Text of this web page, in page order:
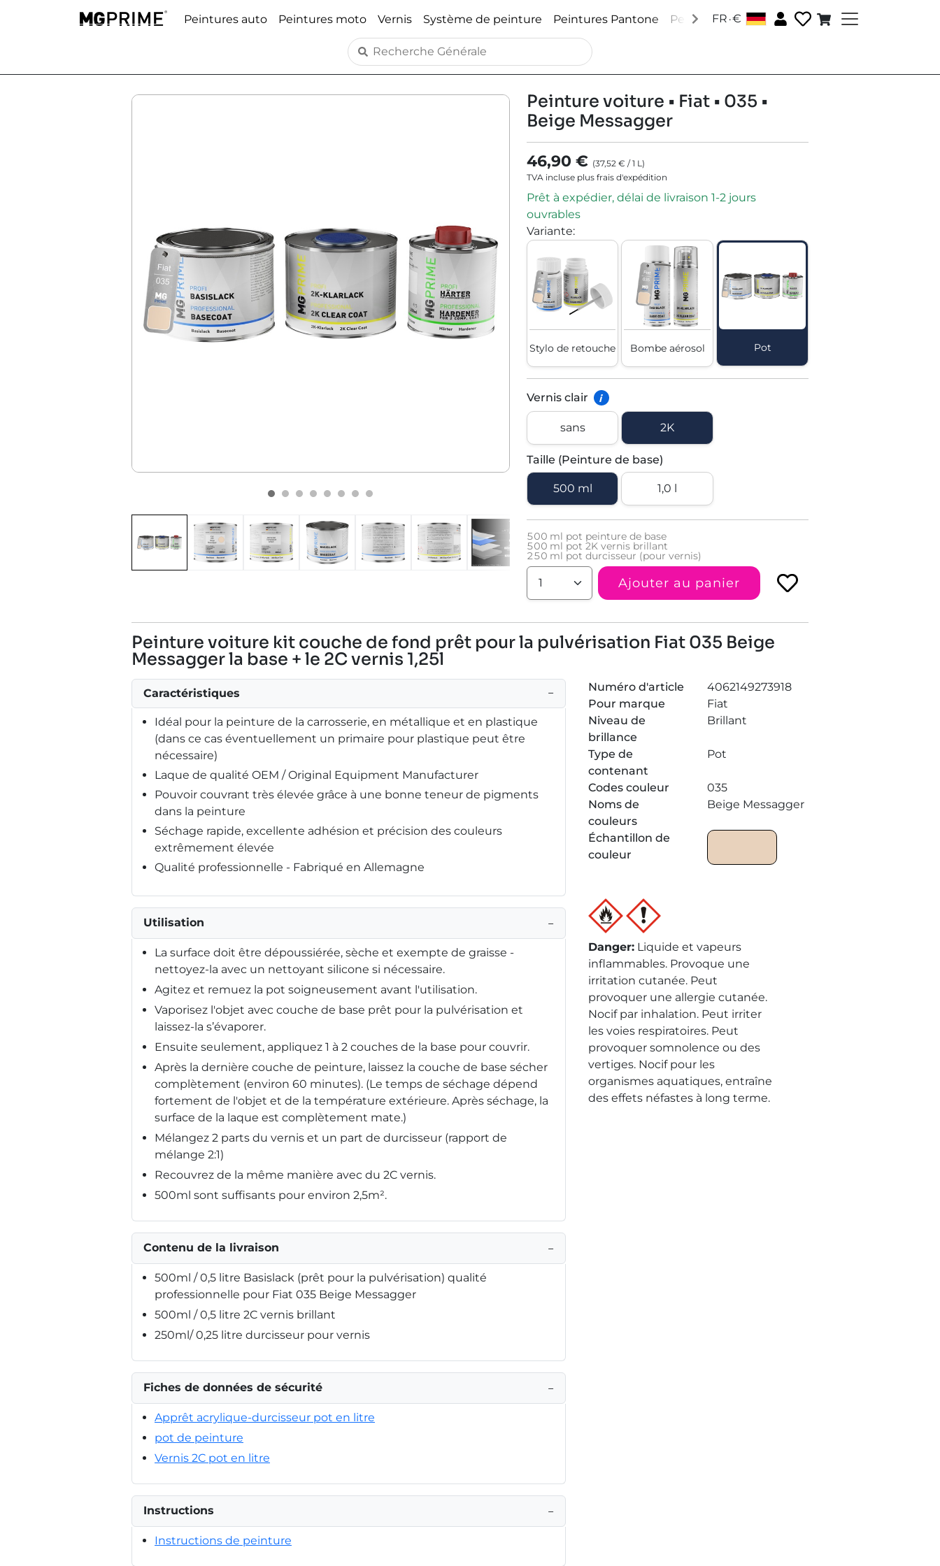
Peintures auto Peintures moto Vernis Système de peinture Peintures Pantone Peintures RAL Peintures spéciales
FR .€
Peinture voiture • Fiat • 035 •
Beige Messagger
46,90 € (37,52 € /1 L)
TVA incluse plus frais d'expédition
Prêt à expédier, délai de livraison 1-2 jours
ouvrables
Variante:
Stylo de retouche Bombe aérosol Pot
Vernis clair i
sans 2K
Taille (Peinture de base)
500 ml 1,0 l
500 ml pot peinture de base
500 ml pot 2K vernis brillant
250 ml pot durcisseur (pour vernis)
Ajouter au panier
Peinture voiture kit couche de fond prêt pour la pulvérisation Fiat 035 Beige
Messagger la base + le 2C vernis 1,25l
Caractéristiques −
Idéal pour la peinture de la carrosserie, en métallique et en plastique
(dans ce cas éventuellement un primaire pour plastique peut être
nécessaire)
Laque de qualité OEM / Original Equipment Manufacturer
Pouvoir couvrant très élevée grâce à une bonne teneur de pigments
dans la peinture
Séchage rapide, excellente adhésion et précision des couleurs
extrêmement élevée
Qualité professionnelle - Fabriqué en Allemagne
Utilisation −
La surface doit être dépoussiérée, sèche et exempte de graisse -
nettoyez-la avec un nettoyant silicone si nécessaire.
Agitez et remuez la pot soigneusement avant l'utilisation.
Vaporisez l'objet avec couche de base prêt pour la pulvérisation et
laissez-la s’évaporer.
Ensuite seulement, appliquez 1 à 2 couches de la base pour couvrir.
Après la dernière couche de peinture, laissez la couche de base sécher
complètement (environ 60 minutes). (Le temps de séchage dépend
fortement de l'objet et de la température extérieure. Après séchage, la
surface de la laque est complètement mate.)
Mélangez 2 parts du vernis et un part de durcisseur (rapport de
mélange 2:1)
Recouvrez de la même manière avec du 2C vernis.
500ml sont suffisants pour environ 2,5m².
Contenu de la livraison −
500ml / 0,5 litre Basislack (prêt pour la pulvérisation) qualité
professionnelle pour Fiat 035 Beige Messagger
500ml / 0,5 litre 2C vernis brillant
250ml/ 0,25 litre durcisseur pour vernis
Fiches de données de sécurité −
Apprêt acrylique-durcisseur pot en litre
pot de peinture
Vernis 2C pot en litre
Instructions −
Instructions de peinture
Numéro d'article
4062149273918
Pour marque
Fiat
Niveau de
brillance
Brillant
Type de
contenant
Pot
Codes couleur
035
Noms de
couleurs
Beige Messagger
Échantillon de
couleur
Danger: Liquide et vapeurs
inflammables. Provoque une
irritation cutanée. Peut
provoquer une allergie cutanée.
Nocif par inhalation. Peut irriter
les voies respiratoires. Peut
provoquer somnolence ou des
vertiges. Nocif pour les
organismes aquatiques, entraîne
des effets néfastes à long terme.